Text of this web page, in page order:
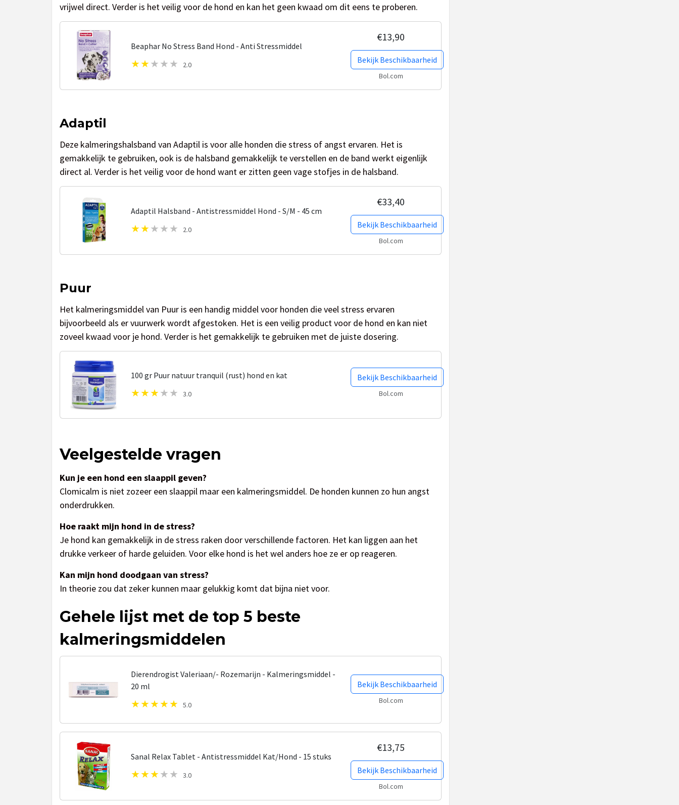
vrijwel direct. Verder is het veilig voor de hond en kan het geen kwaad om dit eens te proberen.
Beaphar No Stress Band Hond - Anti Stressmiddel
2.0
€13,90
Bekijk Beschikbaarheid
Bol.com
Adaptil
Deze kalmeringshalsband van Adaptil is voor alle honden die stress of angst ervaren. Het is
gemakkelijk te gebruiken, ook is de halsband gemakkelijk te verstellen en de band werkt eigenlijk
direct al. Verder is het veilig voor de hond want er zitten geen vage stofjes in de halsband.
Adaptil Halsband - Antistressmiddel Hond - S/M - 45 cm
2.0
€33,40
Bekijk Beschikbaarheid
Bol.com
Puur
Het kalmeringsmiddel van Puur is een handig middel voor honden die veel stress ervaren
bijvoorbeeld als er vuurwerk wordt afgestoken. Het is een veilig product voor de hond en kan niet
zoveel kwaad voor je hond. Verder is het gemakkelijk te gebruiken met de juiste dosering.
100 gr Puur natuur tranquil (rust) hond en kat
3.0
Bekijk Beschikbaarheid
Bol.com
Veelgestelde vragen
Kun je een hond een slaappil geven?
Clomicalm is niet zozeer een slaappil maar een kalmeringsmiddel. De honden kunnen zo hun angst
onderdrukken.
Hoe raakt mijn hond in de stress?
Je hond kan gemakkelijk in de stress raken door verschillende factoren. Het kan liggen aan het
drukke verkeer of harde geluiden. Voor elke hond is het wel anders hoe ze er op reageren.
Kan mijn hond doodgaan van stress?
In theorie zou dat zeker kunnen maar gelukkig komt dat bijna niet voor.
Gehele lijst met de top 5 beste
kalmeringsmiddelen
Dierendrogist Valeriaan/- Rozemarijn - Kalmeringsmiddel -
20 ml
5.0
Bekijk Beschikbaarheid
Bol.com
Sanal Relax Tablet - Antistressmiddel Kat/Hond - 15 stuks
3.0
€13,75
Bekijk Beschikbaarheid
Bol.com